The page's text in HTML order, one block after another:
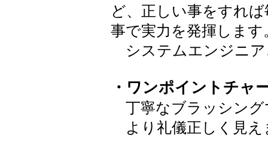
ど、正しい事をすれ
事で実力を発揮します
システムエンジニア
・ワンポイントチャ
丁寧なブラッシング
より礼儀正しく見え